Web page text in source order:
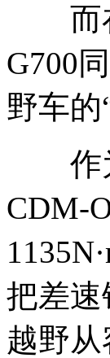
而在
G700
野车的
作为
CDM-
把差
越野